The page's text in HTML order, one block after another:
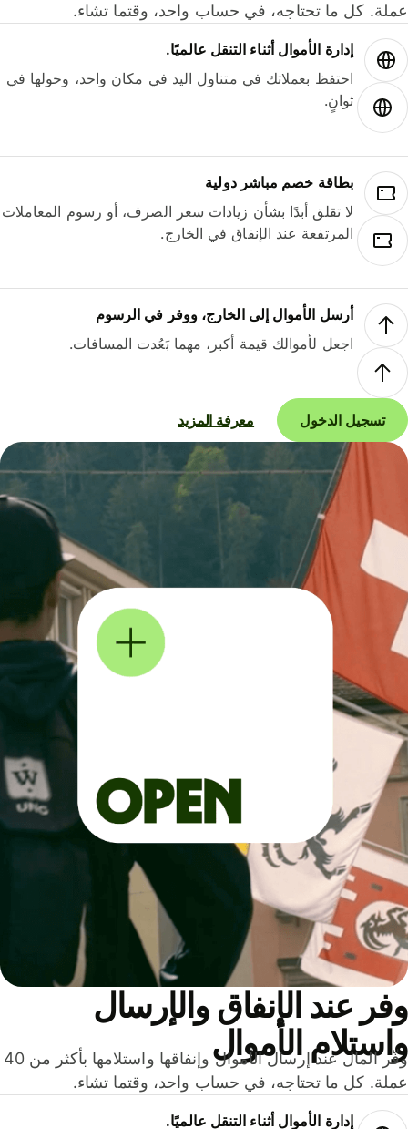
كل ما تحتاجه، في حساب واحد، وقتما تشاء.
إدارة الأموال أثناء التنقل عالميًا.
احتفظ بعملاتك في متناول اليد في مكان واحد، وحولها في
ثوانٍ.
بطاقة خصم مباشر دولية
لا تقلق أبدًا بشأن زيادات سعر الصرف، أو رسوم المعاملات
المرتفعة عند الإنفاق في الخارج.
أرسل الأموال إلى الخارج، ووفر في الرسوم
اجعل لأموالك قيمة أكبر، مهما بَعُدت المسافات.
تسجيل الدخول معرفة المزيد
عند الإنفاق والإرسال
الأموال
وفّر المال عند إرسال الأموال وإنفاقها واستلامها بأكثر من 40
كل ما تحتاجه، في حساب واحد، وقتما تشاء.
إدارة الأموال أثناء التنقل عالميًا.